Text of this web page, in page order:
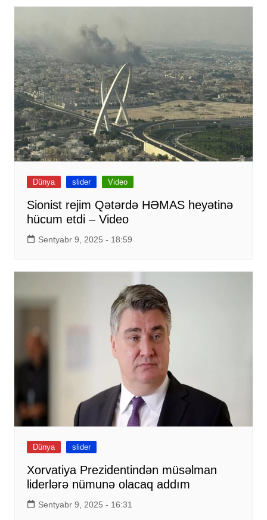
Dünya slider Video
Sionist rejim Qətərdə HƏMAS heyətinə
hücum etdi – Video
Sentyabr 9, 2025 - 18:59
Dünya slider
Xorvatiya Prezidentindən müsəlman
liderlərə nümunə olacaq addım
Sentyabr 9, 2025 - 16:31